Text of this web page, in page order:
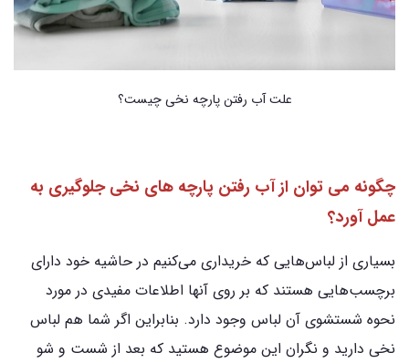
علت آب رفتن پارچه نخی چیست؟
چگونه می توان از آب رفتن پارچه های نخی جلوگیری به
عمل آورد؟
بسیاری از لباس‌هایی که خریداری می‌کنیم در حاشیه خود دارای
برچسب‌هایی هستند که بر روی آنها اطلاعات مفیدی در مورد
نحوه شستشوی آن لباس وجود دارد. بنابراین اگر شما هم لباس
نخی دارید و نگران این موضوع هستید که بعد از شست و شو